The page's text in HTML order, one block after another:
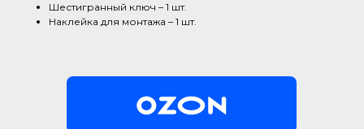
Шестигранный ключ – 1 шт.
Наклейка для монтажа – 1 шт.